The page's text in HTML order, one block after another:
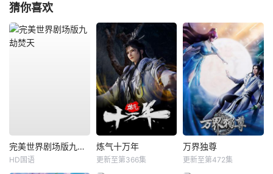
猜你喜欢
完美世界剧场版九劫焚天
HD国语
炼气十万年
更新至第366集
万界独尊
更新至第472集